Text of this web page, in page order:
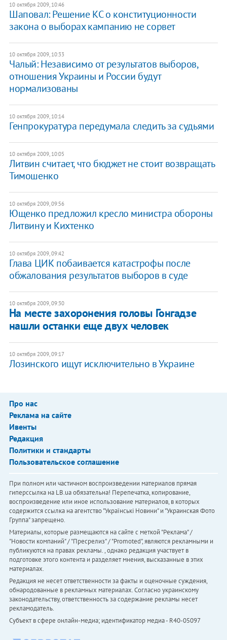
10 октября 2009, 10:46
Шаповал: Решение КС о конституционности
закона о выборах кампанию не сорвет
10 октября 2009, 10:33
Чалый: Независимо от результатов выборов,
отношения Украины и России будут
нормализованы
10 октября 2009, 10:14
Генпрокуратура передумала следить за судьями
10 октября 2009, 10:05
Литвин считает, что бюджет не стоит возвращать
Тимошенко
10 октября 2009, 09:56
Ющенко предложил кресло министра обороны
Литвину и Кихтенко
10 октября 2009, 09:42
Глава ЦИК побаивается катастрофы после
обжалования результатов выборов в суде
10 октября 2009, 09:30
На месте захоронения головы Гонгадзе
нашли останки еще двух человек
10 октября 2009, 09:17
Лозинского ищут исключительно в Украине
Про нас
Реклама на сайте
Ивенты
Редакция
Политики и стандарты
Пользовательское соглашение
При полном или частичном воспроизведении материалов прямая
гиперссылка на LB.ua обязательна! Перепечатка, копирование,
воспроизведение или иное использование материалов, в которых
содержится ссылка на агентство "Українськi Новини" и "Украинская Фото
Группа" запрещено.
Материалы, которые размещаются на сайте с меткой "Реклама" /
"Новости компаний" / "Пресрелиз" / "Promoted", являются рекламными и
публикуются на правах рекламы. , однако редакция участвует в
подготовке этого контента и разделяет мнения, высказанные в этих
материалах.
Редакция не несет ответственности за факты и оценочные суждения,
обнародованные в рекламных материалах. Согласно украинскому
законодательству, ответственность за содержание рекламы несет
рекламодатель.
Субъект в сфере онлайн-медиа; идентификатор медиа - R40-05097